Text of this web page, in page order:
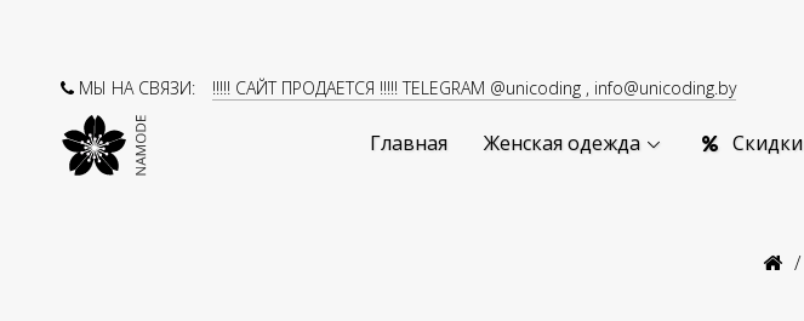
МЫ НА СВЯЗИ: !!!!! САЙТ ПРОДАЕТСЯ !!!!! TELEGRAM @unicoding , info@unicoding.by
Главная Женская одежда Скидки